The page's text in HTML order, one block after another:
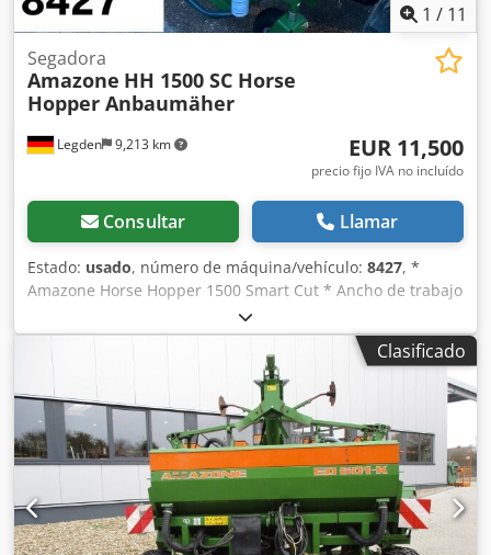
1 / 11
Legden 9,213 km
Segadora
Amazone HH 1500 SC Horse
Hopper Anbaumäher
EUR 11,500
precio fijo IVA no incluído
Consultar Llamar
Estado: usado, número de máquina/vehículo: 8427, *
Amazone Horse Hopper 1500 Smart Cut * Ancho de trabajo
1,50 m * Capacidad de tolva de recogida 1.500 l *
Enganche de 3 puntos para tractor * Cuchillas de ala H60 *
Rodillos de apoyo * Dispositivo de triturado (mulching) *
Toma de fuerza con rueda libre * Tolva de recogida con
vaciado hidráulico del suelo * Velocidad de rotación 2.650
rpm * Indicador de nivel de llenado -----Número interno de
vehículo: 8427 ¡Soporte por WhatsApp disponible!
Credorhy H Repfx Abpof Si tiene preguntas sobre la
máquina o necesita más información, no dude en
escribirnos cómodamente por WhatsApp. Whatsapp
Whatsapp ----Sujeto a errores y venta previa.
Clasificado